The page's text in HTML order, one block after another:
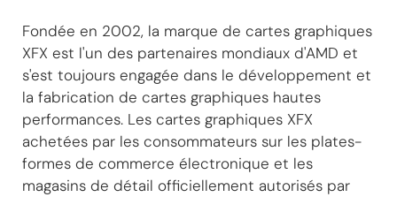
Fondée en 2002, la marque de cartes graphiques
XFX est l'un des partenaires mondiaux d'AMD et
s'est toujours engagée dans le développement et
la fabrication de cartes graphiques hautes
performances. Les cartes graphiques XFX
achetées par les consommateurs sur les plates-
formes de commerce électronique et les
magasins de détail officiellement autorisés par